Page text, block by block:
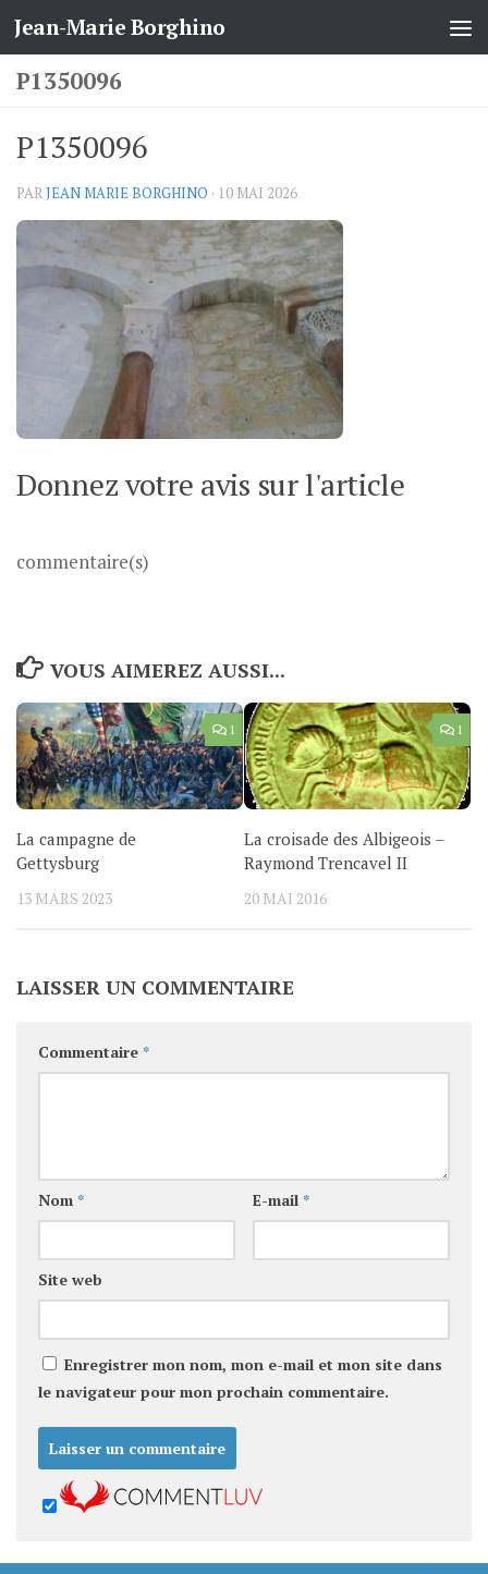
Skip to content
Jean-Marie Borghino
P1350096
P1350096
PARJEAN MARIE BORGHINO · 10 MAI 2026
Donnez votre avis sur l'article
commentaire(s)
VOUS AIMEREZ AUSSI...
1
La campagne de
Gettysburg
13 MARS 2023
1
La croisade des Albigeois –
Raymond Trencavel II
20 MAI 2016
LAISSER UN COMMENTAIRE
Commentaire *
Nom * E-mail *
Site web
Enregistrer mon nom, mon e-mail et mon site dans
le navigateur pour mon prochain commentaire.